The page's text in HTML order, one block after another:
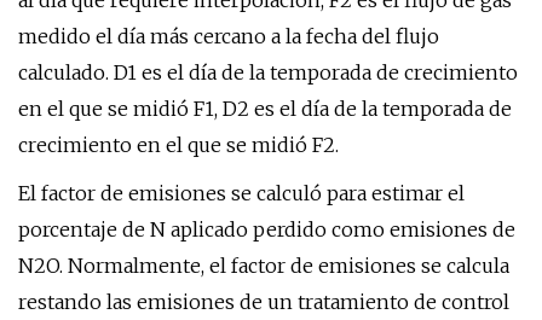
medido el día más cercano a la fecha del flujo
calculado. D1 es el día de la temporada de crecimiento
en el que se midió F1, D2 es el día de la temporada de
crecimiento en el que se midió F2.
El factor de emisiones se calculó para estimar el
porcentaje de N aplicado perdido como emisiones de
N2O. Normalmente, el factor de emisiones se calcula
restando las emisiones de un tratamiento de control